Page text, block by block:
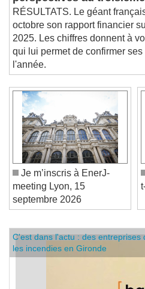
perspectives au
RÉSULTATS. Le géant
octobre son rapport financier
2025. Les chiffres donnent à
qui lui permet de confirmer ses
l'année.
Je m’inscris à EnerJ-
meeting Lyon, 15
septembre 2026
C'est dans l'actu : des entreprises
les incendies en Gironde